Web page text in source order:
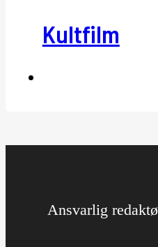
Kultfilm
Ansvarlig